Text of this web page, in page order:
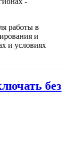
работы в
и
и условиях
без